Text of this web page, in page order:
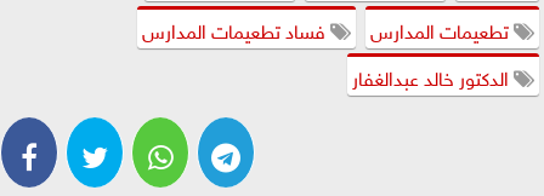
تطعيمات المدارس
فساد تطعيمات المدارس
الدكتور خالد عبدالغفار